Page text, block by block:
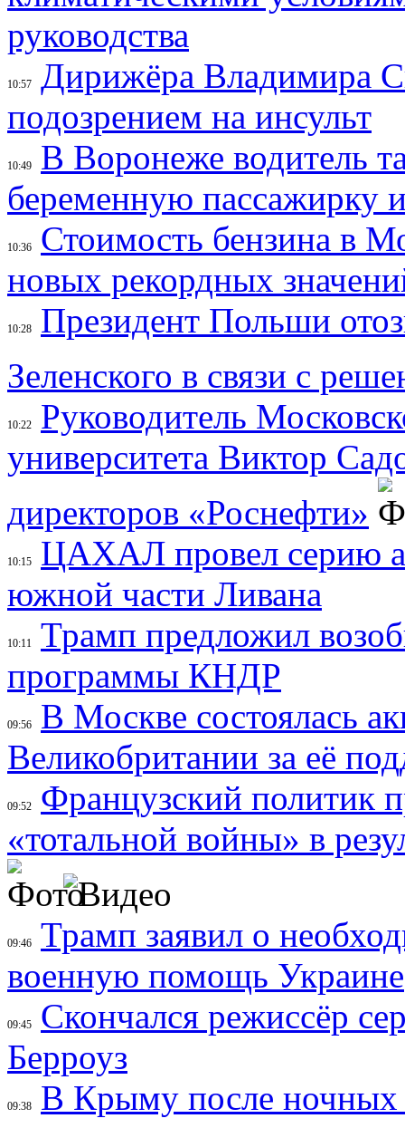
руководства
10:57
Дирижёра Владимира
подозрением на инсульт
10:49
В Воронеже водитель
беременную пассажирку
10:36
Стоимость бензина в
новых рекордных
10:28
Президент Польши
Зеленского в связи с
10:22
Руководитель
университета Виктор
директоров «Роснефти»
10:15
ЦАХАЛ провел серию
южной части Ливана
10:11
Трамп предложил
программы КНДР
09:56
В Москве состоялась
Великобритании за её
09:52
Французский политик
«тотальной войны» в
09:46
Трамп заявил о
военную помощь Украине
09:45
Скончался режиссёр
Берроуз
09:38
В Крыму после ночных